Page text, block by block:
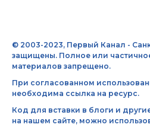
© 2003-2023, Первый Канал -
защищены. Полное или
материалов запрещено.
При согласованном
необходима ссылка на ресурс.
Код для вставки в блоги и
на нашем сайте, можно